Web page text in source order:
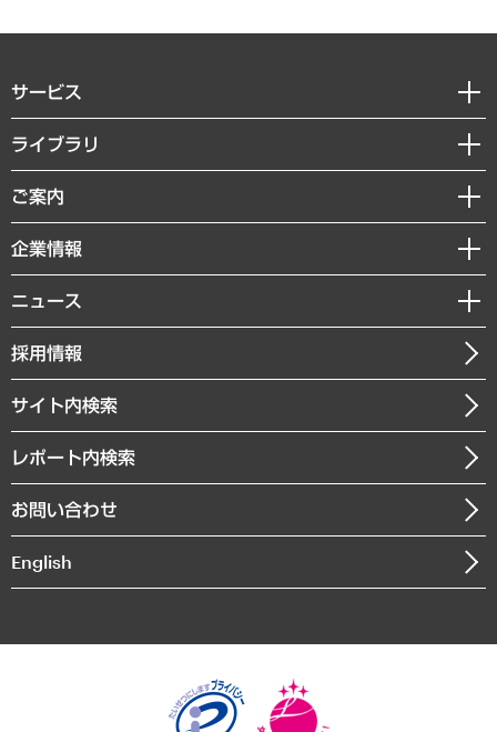
サービス
経営戦略
組織・人事戦略
デジタルイノベーション
共生・ダイバーシティ
GRC（ガバナンス・リスク・コンプライアンス）・防災（政策）
経済・産業・雇用・労働
まちづくり・観光・交通・スポーツ・スマートシティ
自然資源・農林水産業・食料システム
ライブラリ
経済調査
レポート
コラム
経営用語集
受託・受注実績（官公庁関連）
メディア掲載・出演
ご案内
セミナー・イベント情報
MUFGビジネスセミナー
受託案件情報
企業情報
私たちの想い
社長メッセージ
会社概要
沿革
組織図・本部部室紹介
インドネシア現地法人
個人情報保護方針
ニュース
ニュースリリース
お知らせ
採用情報
サイト内検索
レポート内検索
お問い合わせ
English